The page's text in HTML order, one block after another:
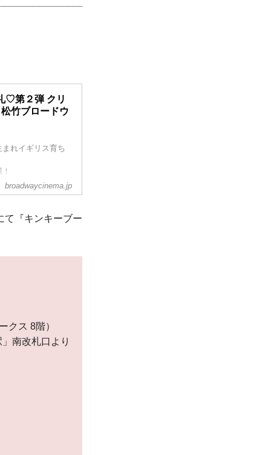
♡第２弾 クリ
竹ブロードウ
れイギリス育ち
元”版が遂に日本
ヨーク・ブロー
ーパーの作詞作
を用いたライブ
broadwaycinema.jp
て『キンキーブー
クス 8階）
南改札口より